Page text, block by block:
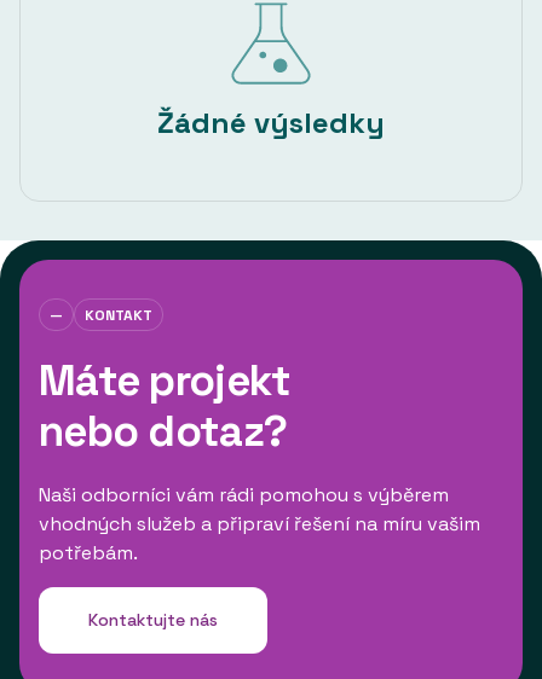
Žádné výsledky
— KONTAKT
Máte projekt
nebo dotaz?
Naši odborníci vám rádi pomohou s výběrem
vhodných služeb a připraví řešení na míru vašim
potřebám.
Kontaktujte nás